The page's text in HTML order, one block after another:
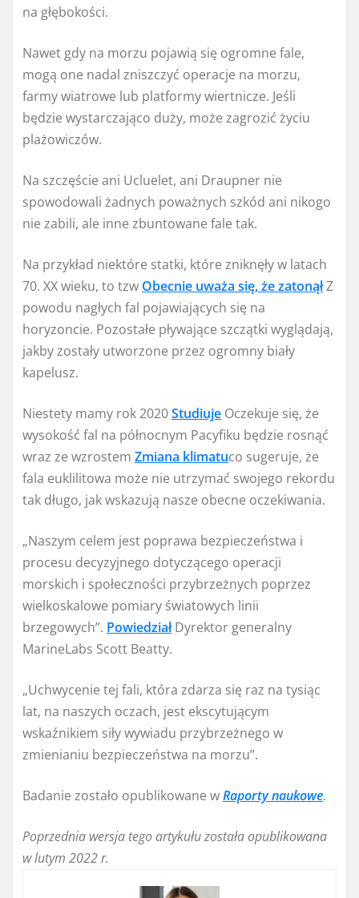
na głębokości.
Nawet gdy na morzu pojawią się ogromne fale,
mogą one nadal zniszczyć operacje na morzu,
farmy wiatrowe lub platformy wiertnicze. Jeśli
będzie wystarczająco duży, może zagrozić życiu
plażowiczów.
Na szczęście ani Ucluelet, ani Draupner nie
spowodowali żadnych poważnych szkód ani nikogo
nie zabili, ale inne zbuntowane fale tak.
Na przykład niektóre statki, które zniknęły w latach
70. XX wieku, to tzw Obecnie uważa się, że zatonąłZ
powodu nagłych fal pojawiających się na
horyzoncie. Pozostałe pływające szczątki wyglądają,
jakby zostały utworzone przez ogromny biały
kapelusz.
Niestety mamy rok 2020Studiuje Oczekuje się, że
wysokość fal na północnym Pacyfiku będzie rosnąć
wraz ze wzrostem Zmiana klimatuco sugeruje, że
fala euklilitowa może nie utrzymać swojego rekordu
tak długo, jak wskazują nasze obecne oczekiwania.
„Naszym celem jest poprawa bezpieczeństwa i
procesu decyzyjnego dotyczącego operacji
morskich i społeczności przybrzeżnych poprzez
wielkoskalowe pomiary światowych linii
brzegowych”. PowiedziałDyrektor generalny
MarineLabs Scott Beatty.
„Uchwycenie tej fali, która zdarza się raz na tysiąc
lat, na naszych oczach, jest ekscytującym
wskaźnikiem siły wywiadu przybrzeżnego w
zmienianiu bezpieczeństwa na morzu”.
Badanie zostało opublikowane wRaporty naukowe.
Poprzednia wersja tego artykułu została opublikowana
w lutym 2022 r.